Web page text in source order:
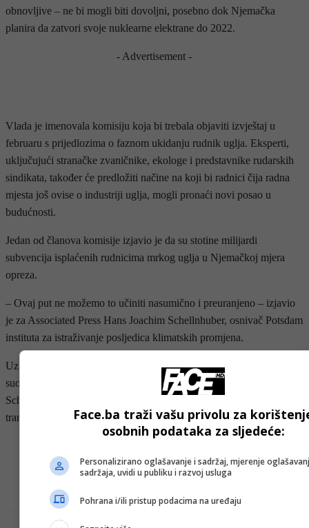
obnovljive – ne bi mogli biti dovoljni, posebno dok Njemačka
planira da zatvori svoje nuklearne elektrane do 2022.
- Advertisement -
Vlada je imenovala komisiju koja bi trebala objaviti izvještaj u
februaru s prijedlozima o faznom ukidanju rudnik uglja. Eksperti,
uključujući stranačke zvaničnike, ekologe i predstavnike rudarskih
sindikata, također će predložiti načine na koji bi radnici čija radna
mjesta još ovise o industriji uglja, mogli pronaći novi posao u
budućnosti.
Jedan od članova komisije izjavio je da su stotine milijardi
subvencija isplaćenih rudnicima mrkog uglja u Njemačkoj mjera
opreza.
– Ovaj put ne možemo to učiniti nasumično i preuranjeno – izjavio
je za Associated Press Hans Joachim Schellnhuber, osnivač Potsdam
instituta za istraživanje posljedica klimatskih promjena.
Uz oko 420 rudarskih regija mrkog uglja širom svijeta koji se
suočavaju s istom prijetnjom zatvaranja u narednim godinama,
Schellnhuber je izjavio da bi Njemačka mogla postati pionir u
tranziciji s fosilnih goriva.Face.ba traži vašu privolu za
osobnih podataka za sljedeće:
Personalizirano oglašavanje i sadržaj, mjerenje
sadržaja, uvidi u publiku i razvoj usluga
Pohrana i/ili pristup podacima na uređaju